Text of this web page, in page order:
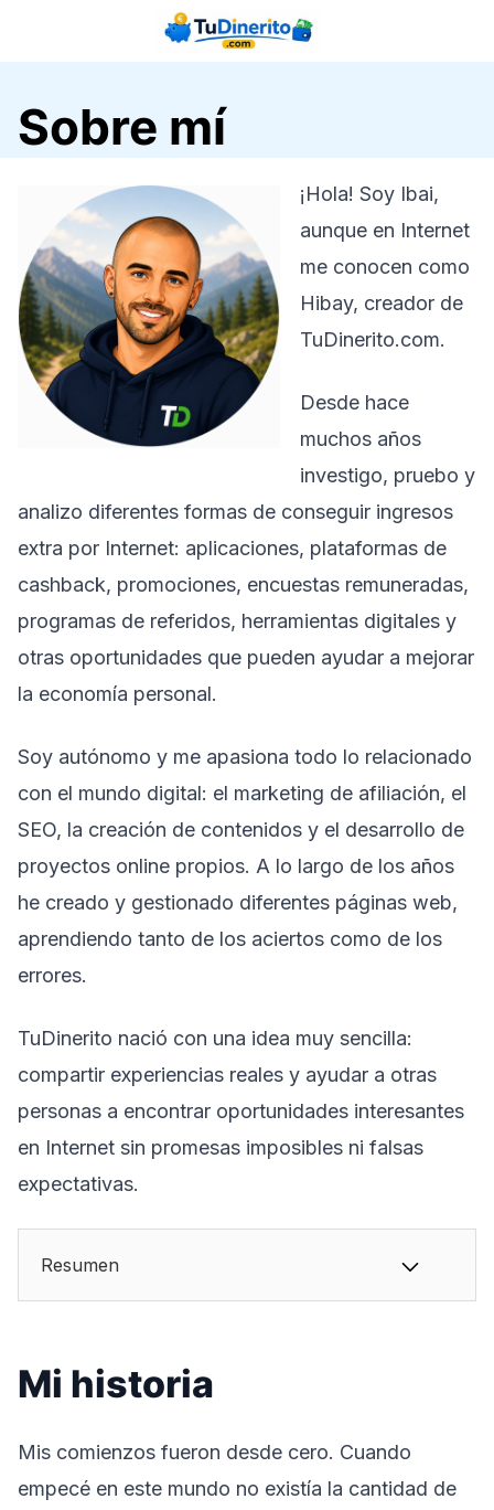
Sobre mí
¡Hola! Soy Ibai,
aunque en Internet
me conocen como
Hibay, creador de
TuDinerito.com.
Desde hace
muchos años
investigo, pruebo y
analizo diferentes formas de conseguir ingresos
extra por Internet: aplicaciones, plataformas de
cashback, promociones, encuestas remuneradas,
programas de referidos, herramientas digitales y
otras oportunidades que pueden ayudar a mejorar
la economía personal.
Soy autónomo y me apasiona todo lo relacionado
con el mundo digital: el marketing de afiliación, el
SEO, la creación de contenidos y el desarrollo de
proyectos online propios. A lo largo de los años
he creado y gestionado diferentes páginas web,
aprendiendo tanto de los aciertos como de los
errores.
TuDinerito nació con una idea muy sencilla:
compartir experiencias reales y ayudar a otras
personas a encontrar oportunidades interesantes
en Internet sin promesas imposibles ni falsas
expectativas.
Resumen
Mi historia
Mis comienzos fueron desde cero. Cuando
empecé en este mundo no existía la cantidad de